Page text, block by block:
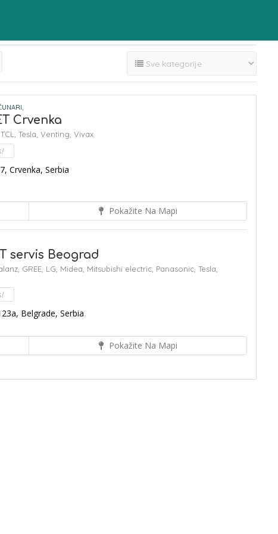
Crvenka
TCL, Tesla, Venting, Vivax
Crvenka, Serbia
Pokažite Na Mapi
servis Beograd
GREE, LG, Midea, Mitsubishi electric, Panasonic, Tesla,
Belgrade, Serbia
Pokažite Na Mapi